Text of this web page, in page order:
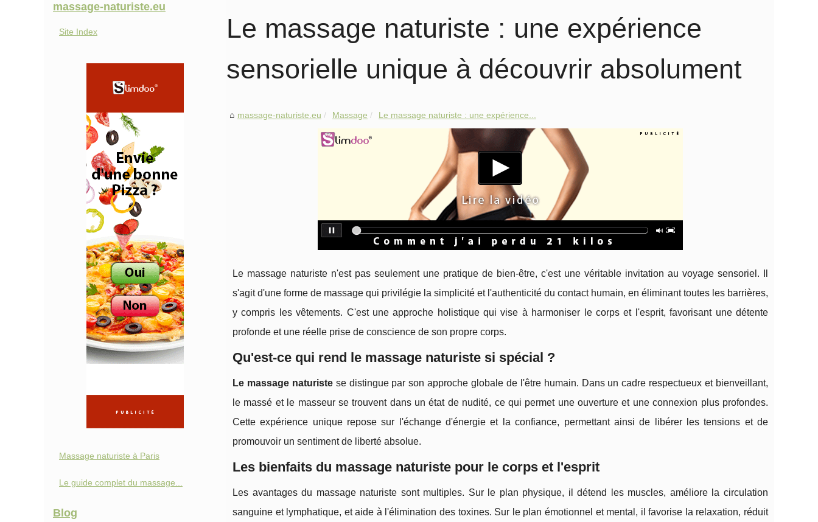
Le massage naturiste : une expérience
sensorielle unique à découvrir absolument
massage-naturiste.eu Massage Le massage naturiste : une expérience...
Le massage naturiste n'est pas seulement une pratique de bien-être, c'est une véritable invitation au voyage sensoriel. Il
s'agit d'une forme de massage qui privilégie la simplicité et l'authenticité du contact humain, en éliminant toutes les barrières,
y compris les vêtements. C'est une approche holistique qui vise à harmoniser le corps et l'esprit, favorisant une détente
profonde et une réelle prise de conscience de son propre corps.
Qu'est-ce qui rend le massage naturiste si spécial ?
Le massage naturistese distingue par son approche globale de l'être humain. Dans un cadre respectueux et bienveillant,
le massé et le masseur se trouvent dans un état de nudité, ce qui permet une ouverture et une connexion plus profondes.
Cette expérience unique repose sur l'échange d'énergie et la confiance, permettant ainsi de libérer les tensions et de
promouvoir un sentiment de liberté absolue.
Les bienfaits du massage naturiste pour le corps et l'esprit
Les avantages du massage naturiste sont multiples. Sur le plan physique, il détend les muscles, améliore la circulation
sanguine et lymphatique, et aide à l'élimination des toxines. Sur le plan émotionnel et mental, il favorise la relaxation, réduit
massage-naturiste.eu
Site Index
Massage naturiste à Paris
Le guide complet du massage...
Blog